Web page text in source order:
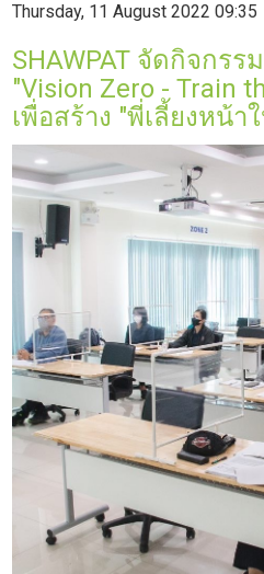
Thursday, 11 August 2022 09:35
SHAWPAT จัดกิจกร
"Vision Zero - Train
เพื่อสร้าง "พี่เลี้ยงหน้า